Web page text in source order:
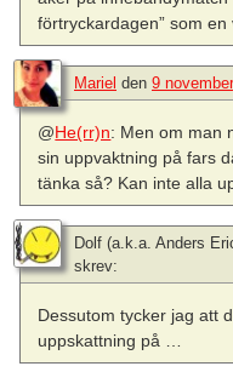
förtryckardagen” som en
Mariel den 9
@He(rr)n: Men om man
sin uppvaktning på fars
tänka så? Kan inte alla
Dolf (a.k.a. Anders
skrev:
Dessutom tycker jag att
uppskattning på …